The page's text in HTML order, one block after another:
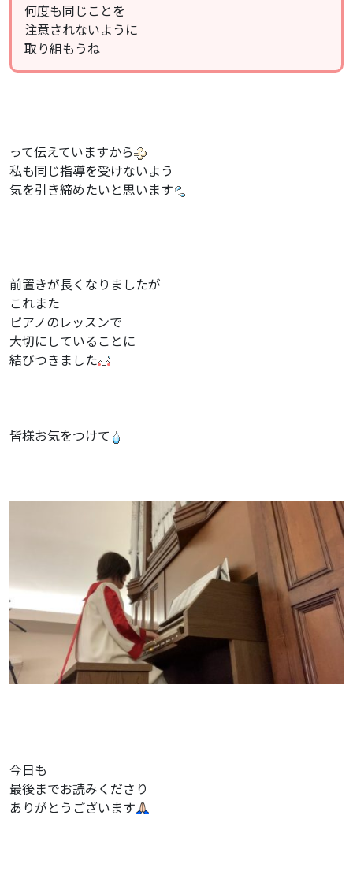
何度も同じことを
注意されないように
取り組もうね
って伝えていますから
私も同じ指導を受けないよう
気を引き締めたいと思います
前置きが長くなりましたが
これまた
ピアノのレッスンで
大切にしていることに
結びつきました
皆様お気をつけて
今日も
最後までお読みくださり
ありがとうございます